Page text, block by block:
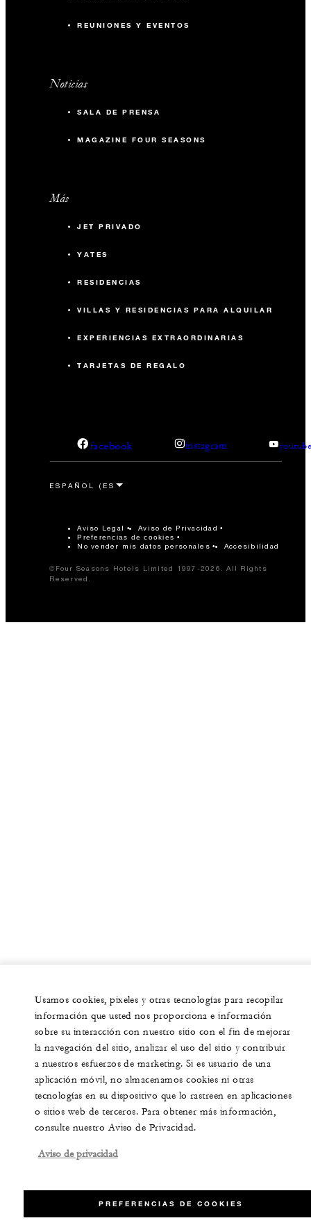
REUNIONES Y EVENTOS
Noticias
SALA DE PRENSA
MAGAZINE FOUR SEASONS
Más
JET PRIVADO
YATES
RESIDENCIAS
VILLAS Y RESIDENCIAS PARA ALQUILAR
EXPERIENCIAS EXTRAORDINARIAS
TARJETAS DE REGALO
facebook instagram
Aviso Legal Aviso de Privacidad
Preferencias de cookies
No vender mis datos personales Accesibilidad
©Four Seasons Hotels Limited 1997-2026. All Rights
Reserved.
Usamos cookies, pixeles y otras tecnologías para recopilar
información que usted nos proporciona e información
sobre su interacción con nuestro sitio con el fin de mejorar
la navegación del sitio, analizar el uso del sitio y contribuir
a nuestros esfuerzos de marketing. Si es usuario de una
aplicación móvil, no almacenamos cookies ni otras
tecnologías en su dispositivo que lo rastreen en aplicaciones
o sitios web de terceros. Para obtener más información,
consulte nuestro Aviso de Privacidad.
Aviso de privacidad
PREFERENCIAS DE COOKIES